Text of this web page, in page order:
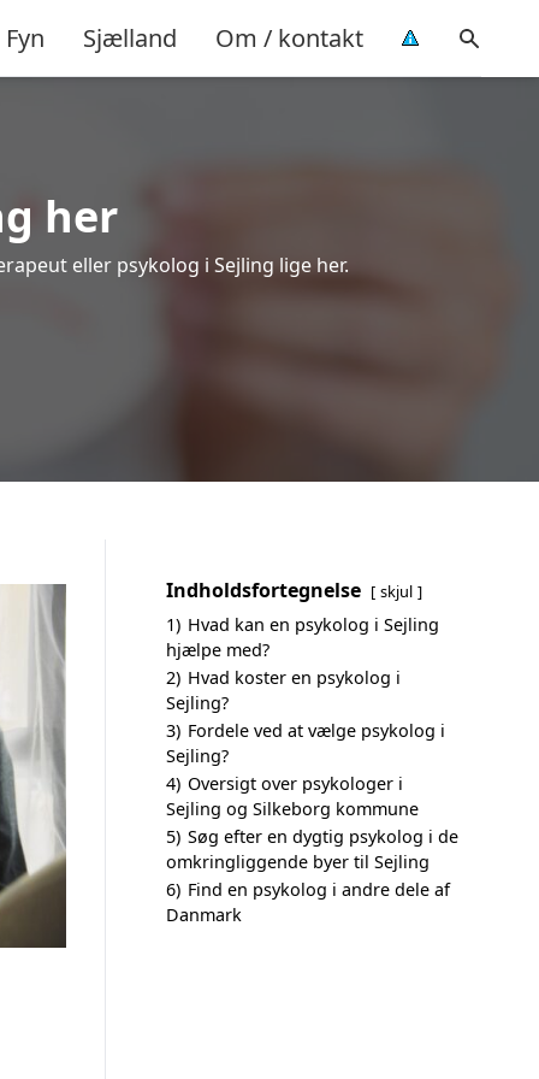
Fyn Sjælland Om / kontakt
her
eller psykolog i Sejling lige her.
Indholdsfortegnelse skjul
1) Hvad kan en psykolog i Sejling
hjælpe med?
2) Hvad koster en psykolog i
Sejling?
3) Fordele ved at vælge psykolog i
Sejling?
4) Oversigt over psykologer i
Sejling og Silkeborg kommune
5) Søg efter en dygtig psykolog i de
omkringliggende byer til Sejling
6) Find en psykolog i andre dele af
Danmark